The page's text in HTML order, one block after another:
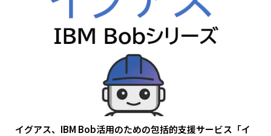
イグアス、IBM Bob活用のための包括的支援サービス「イ